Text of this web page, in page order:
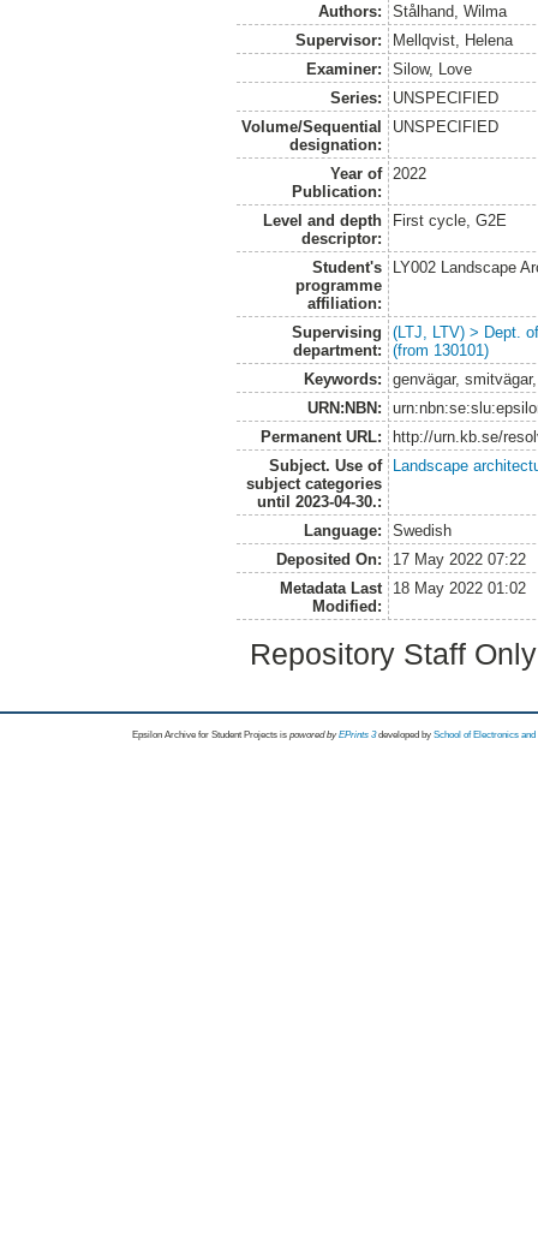
Authors:
Stålhand, Wilma
Supervisor:
Mellqvist, Helena
Examiner:
Silow, Love
Series:
UNSPECIFIED
Volume/Sequential
designation:
UNSPECIFIED
Year of
Publication:
2022
Level and depth
descriptor:
First cycle, G2E
Student's
programme
affiliation:
LY002 Landscape
Supervising
department:
(LTJ, LTV) > Dept.
(from 130101)
Keywords:
genvägar,
URN:NBN:
Permanent URL:
http://urn.kb.se/
Subject. Use of
subject categories
until 2023-04-30.:
Landscape
Language:
Swedish
Deposited On:
17 May 2022 07:22
Metadata Last
Modified:
18 May 2022 01:02
Repository Staff
Epsilon Archive for Student Projects is powored byEPrints 3 developed by School of Electronics